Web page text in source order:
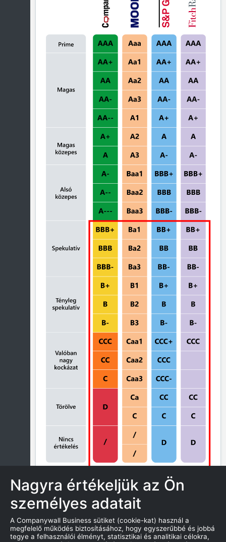
ZÁROLÁS
Nagyra értékeljük az Ön
személyes adatait
A Companywall Business sütiket (cookie-kat) használ a
megfelelő működés biztosításához, hogy egyszerűbbé és jobbá
tegye a felhasználói élményt, statisztikai és analitikai célokra,